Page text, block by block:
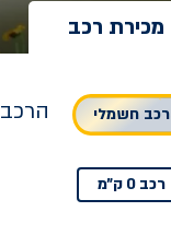
מכירת רכב
רכב חשמלי
רכב 0 ק"מ